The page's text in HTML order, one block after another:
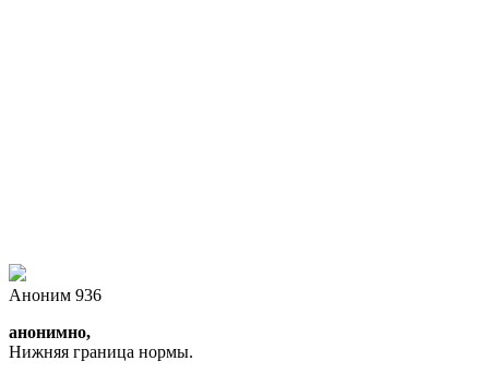
Аноним 936
анонимно,
Нижняя граница нормы.